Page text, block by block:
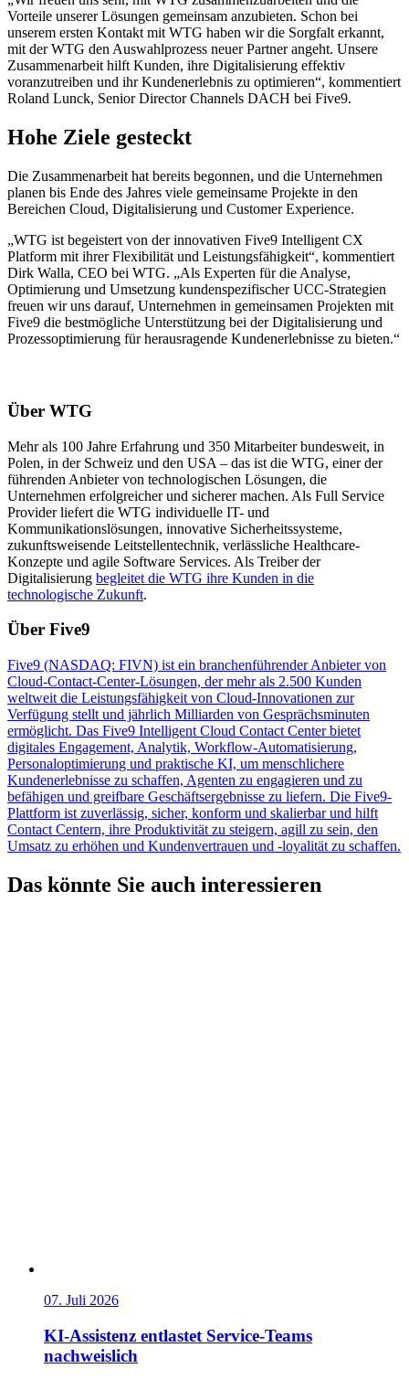
Vorteile unserer Lösungen gemeinsam anzubieten. Schon bei
unserem ersten Kontakt mit WTG haben wir die Sorgfalt erkannt,
mit der WTG den Auswahlprozess neuer Partner angeht. Unsere
Zusammenarbeit hilft Kunden, ihre Digitalisierung effektiv
voranzutreiben und ihr Kundenerlebnis zu optimieren“, kommentiert
Roland Lunck, Senior Director Channels DACH bei Five9.
Hohe Ziele gesteckt
Die Zusammenarbeit hat bereits begonnen, und die Unternehmen
planen bis Ende des Jahres viele gemeinsame Projekte in den
Bereichen Cloud, Digitalisierung und Customer Experience.
„WTG ist begeistert von der innovativen Five9 Intelligent CX
Platform mit ihrer Flexibilität und Leistungsfähigkeit“, kommentiert
Dirk Walla, CEO bei WTG. „Als Experten für die Analyse,
Optimierung und Umsetzung kundenspezifischer UCC-Strategien
freuen wir uns darauf, Unternehmen in gemeinsamen Projekten mit
Five9 die bestmögliche Unterstützung bei der Digitalisierung und
Prozessoptimierung für herausragende Kundenerlebnisse zu bieten.“
Über WTG
Mehr als 100 Jahre Erfahrung und 350 Mitarbeiter bundesweit, in
Polen, in der Schweiz und den USA – das ist die WTG, einer der
führenden Anbieter von technologischen Lösungen, die
Unternehmen erfolgreicher und sicherer machen. Als Full Service
Provider liefert die WTG individuelle IT- und
Kommunikationslösungen, innovative Sicherheitssysteme,
zukunftsweisende Leitstellentechnik, verlässliche Healthcare-
Konzepte und agile Software Services. Als Treiber der
Digitalisierung begleitet die WTG ihre Kunden in die
technologische Zukunft.
Über Five9
Five9 (NASDAQ: FIVN) ist ein branchenführender Anbieter von
Cloud-Contact-Center-Lösungen, der mehr als 2.500 Kunden
weltweit die Leistungsfähigkeit von Cloud-Innovationen zur
Verfügung stellt und jährlich Milliarden von Gesprächsminuten
ermöglicht. Das Five9 Intelligent Cloud Contact Center bietet
digitales Engagement, Analytik, Workflow-Automatisierung,
Personaloptimierung und praktische KI, um menschlichere
Kundenerlebnisse zu schaffen, Agenten zu engagieren und zu
befähigen und greifbare Geschäftsergebnisse zu liefern. Die Five9-
Plattform ist zuverlässig, sicher, konform und skalierbar und hilft
Contact Centern, ihre Produktivität zu steigern, agill zu sein, den
Umsatz zu erhöhen und Kundenvertrauen und -loyalität zu schaffen.
Das könnte Sie auch interessieren
07. Juli 2026
KI-Assistenz entlastet Service-Teams
nachweislich